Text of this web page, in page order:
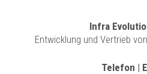
Infra
Entwicklung und Vertrieb
Telefon |